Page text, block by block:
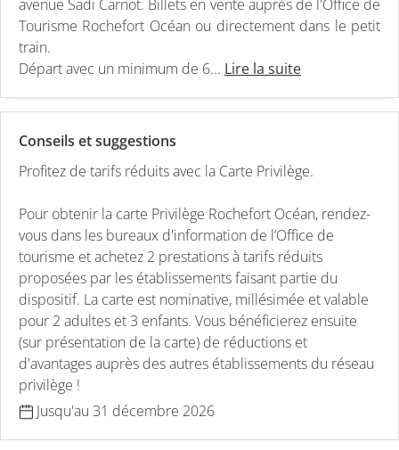
avenue Sadi Carnot. Billets en vente auprès de l'Office de
Tourisme Rochefort Océan ou directement dans le petit
train.
Départ avec un minimum de 6... Lire la suite
Conseils et suggestions
Profitez de tarifs réduits avec la Carte Privilège.
Pour obtenir la carte Privilège Rochefort Océan, rendez-
vous dans les bureaux d'information de l’Office de
tourisme et achetez 2 prestations à tarifs réduits
proposées par les établissements faisant partie du
dispositif. La carte est nominative, millésimée et valable
pour 2 adultes et 3 enfants. Vous bénéficierez ensuite
(sur présentation de la carte) de réductions et
d'avantages auprès des autres établissements du réseau
privilège !
Jusqu'au 31 décembre 2026